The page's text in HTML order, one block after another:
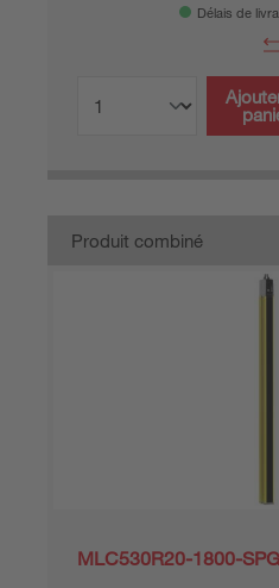
Délais de
Produit combiné
MLC530R20-1800-SPG